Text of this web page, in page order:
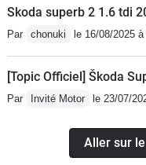
Skoda superb 2 1.6 tdi
Par chonuki le 16/08/2025
[Topic Officiel] Škoda
Par Invité Motor le 23/07/
Aller sur